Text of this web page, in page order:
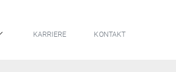
KARRIERE KONTAKT